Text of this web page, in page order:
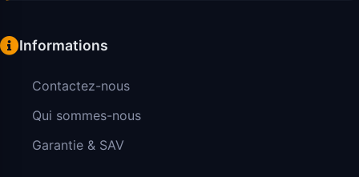
Informations
Contactez-nous
Qui sommes-nous
Garantie & SAV